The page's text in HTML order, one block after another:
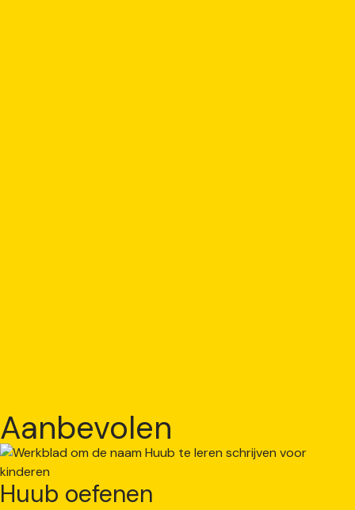
Aanbevolen
Huub oefenen